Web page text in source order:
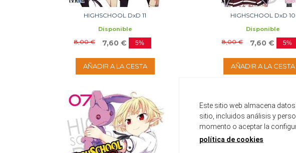
HIGHSCHOOL DxD 11
Disponible
8,00 € 7,60 € 5%
AÑADIR A LA CESTA
HIGHSCHOOL DxD 10
Disponible
8,00 € 7,60 € 5%
AÑADIR A LA CESTA
Este sitio web almacena
sitio, incluidos análisis y
momento o aceptar la
política de cookies